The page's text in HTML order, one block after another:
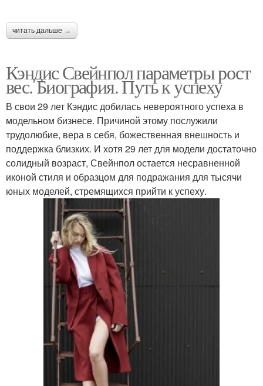
читать дальше →
Кэндис Свейнпол параметры рост
вес. Биография. Путь к успеху
В свои 29 лет Кэндис добилась невероятного успеха в
модельном бизнесе. Причиной этому послужили
трудолюбие, вера в себя, божественная внешность и
поддержка близких. И хотя 29 лет для модели достаточно
солидный возраст, Свейнпол остается несравненной
иконой стиля и образцом для подражания для тысячи
юных моделей, стремящихся прийти к успеху.